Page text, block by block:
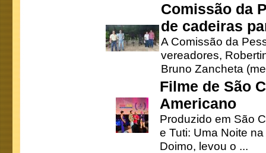
Comissão da
de cadeiras
A Comissão da
vereadores,
Bruno Zancheta
Filme de São
Americano
Produzido em São
e Tuti: Uma Noite
Doimo, levou o ...